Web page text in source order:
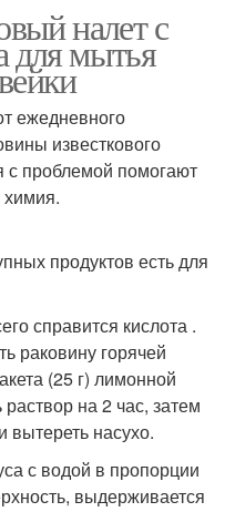
налет с
для мытья
ежедневного
известкового
с проблемой помогают
продуктов есть для
справится кислота .
раковину горячей
(25 г) лимонной
на 2 час, затем
вытереть насухо.
с водой в пропорции
выдерживается